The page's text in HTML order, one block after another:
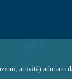
attività) adottato